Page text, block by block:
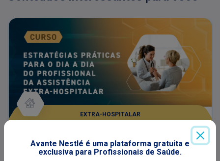
EXTRA-HOSPITALAR
Estratégias práticas para o dia a dia do
profissional da assistência extra-
Avante Nestlé é uma plataforma gratuita e
exclusiva para Profissionais de Saúde.